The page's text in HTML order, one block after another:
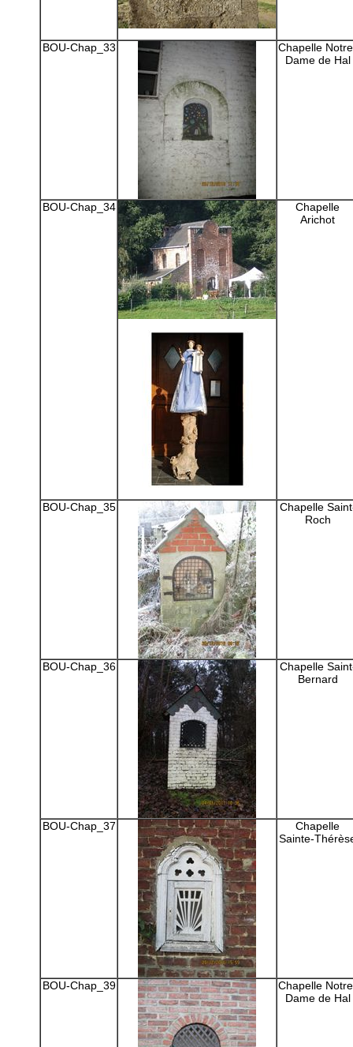
BOU-Chap_33
Chapelle
Dame de Hal
BOU-Chap_34
Chapelle
Arichot
BOU-Chap_35
Chapelle
Roch
BOU-Chap_36
Chapelle
Bernard
BOU-Chap_37
Chapelle
Sainte-
BOU-Chap_39
Chapelle
Dame de Hal